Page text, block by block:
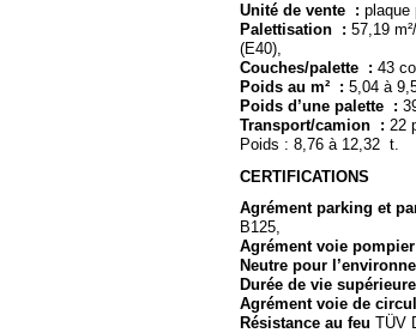
Unité de vente : plaque
Palettisation : 57,19
(E40),
Couches/palette : 43
Poids au m² : 5,04 à
Poids d’une palette :
Transport/camion : 22
Poids : 8,76 à 12,32 t.
CERTIFICATIONS
Agrément parking et
B125,
Agrément voie pompier
Neutre pour
Durée de vie
Agrément voie de
Résistance au feu TÜV